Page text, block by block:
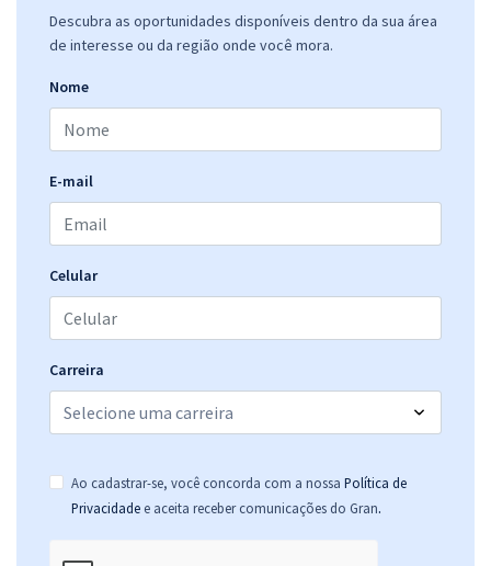
Descubra as oportunidades disponíveis dentro da sua área
de interesse ou da região onde você mora.
Nome
E-mail
Celular
Carreira
Ao cadastrar-se, você concorda com a nossa Política de
Privacidade e aceita receber comunicações do Gran.